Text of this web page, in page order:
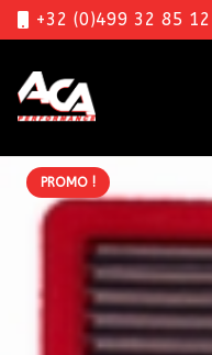
+32 (0)499 32 85 12
PROMO !